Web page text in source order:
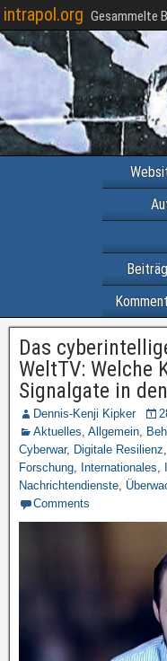
intrapol.org Gesammelte
Das
WeltTV: Welche
Signalgate in
Dennis-Kenji Kipker
Aktuelles, Allgemein,
Cyberwar, Digitale Resilienz,
Forschung, Internationales,
Nachrichtendienste,
Comments